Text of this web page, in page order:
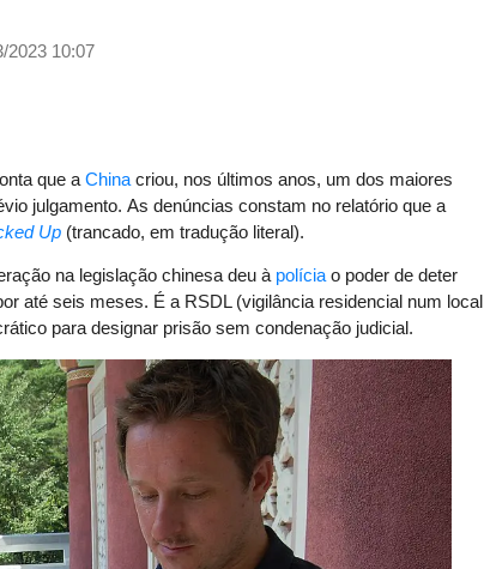
2023 10:07
que a China criou, nos últimos anos, um dos maiores
julgamento. As denúncias constam no relatório que a
Up (trancado, em tradução literal).
na legislação chinesa deu à polícia o poder de deter
até seis meses. É a RSDL (vigilância residencial num local
para designar prisão sem condenação judicial.